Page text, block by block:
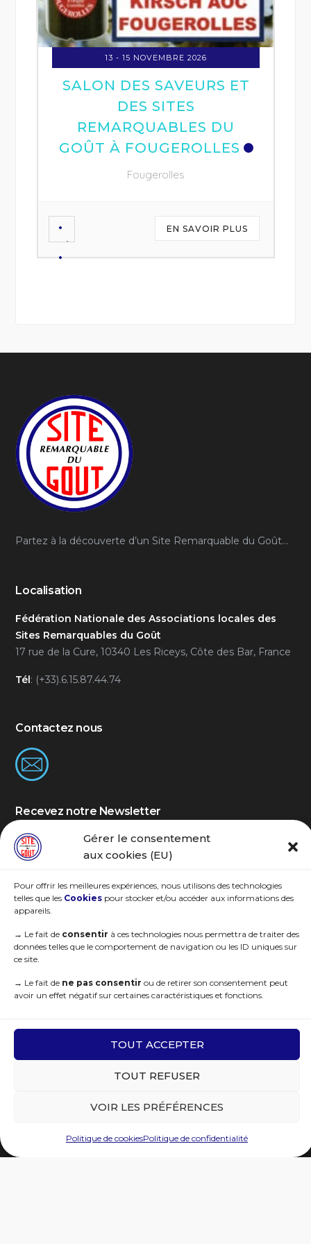
Gérer le consentement
aux cookies (EU)
Pour offrir les meilleures expériences, nous utilisons des technologies
telles que les Cookies pour stocker et/ou accéder aux informations des
appareils.
→ Le fait de consentir à ces technologies nous permettra de traiter des
données telles que le comportement de navigation ou les ID uniques sur
ce site.
→ Le fait de ne pas consentir ou de retirer son consentement peut
avoir un effet négatif sur certaines caractéristiques et fonctions.
TOUT ACCEPTER
TOUT REFUSER
VOIR LES PRÉFÉRENCES
Politique de cookiesPolitique de confidentialité
13 - 15 NOVEMBRE 2026
SALON DES SAVEURS ET
DES SITES
REMARQUABLES DU
GOÛT À FOUGEROLLES
Fougerolles
EN SAVOIR PLUS
Partez à la découverte d’un Site Remarquable du Goût…
Localisation
Fédération Nationale des Associations locales des
Sites Remarquables du Goût
17 rue de la Cure, 10340 Les Riceys, Côte des Bar, France
Tél: (+33).6.15.87.44.74
Contactez nous
Recevez notre Newsletter
Rejoignez notre communauté SRG
Je m'abonne